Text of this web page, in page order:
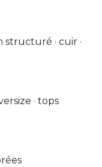
structuré · cuir ·
· tops